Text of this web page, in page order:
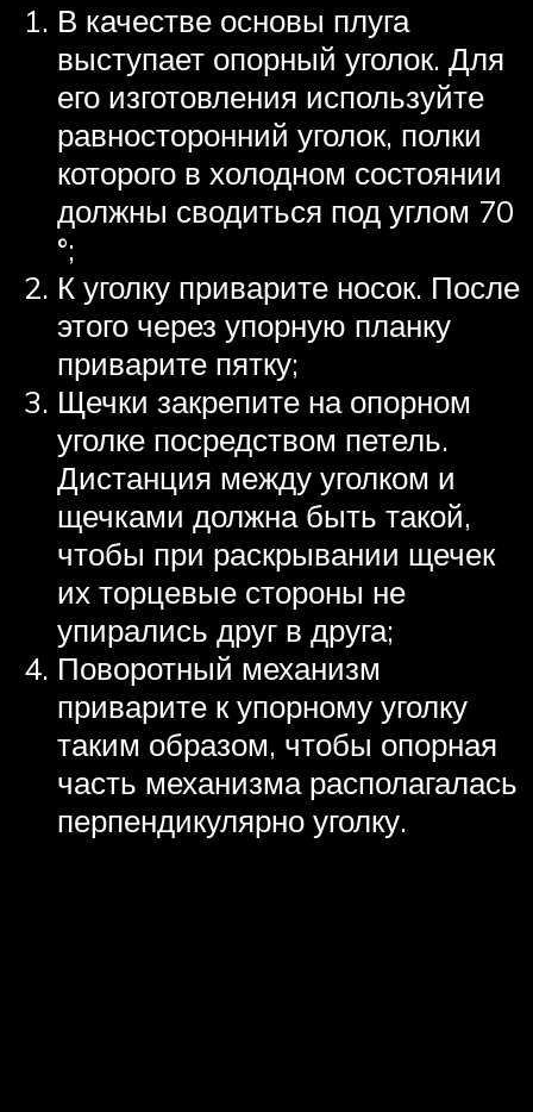
В качестве основы плуга
выступает опорный уголок. Для
его изготовления используйте
равносторонний уголок, полки
которого в холодном состоянии
должны сводиться под углом 70
°;
К уголку приварите носок. После
этого через упорную планку
приварите пятку;
Щечки закрепите на опорном
уголке посредством петель.
Дистанция между уголком и
щечками должна быть такой,
чтобы при раскрывании щечек
их торцевые стороны не
упирались друг в друга;
Поворотный механизм
приварите к упорному уголку
таким образом, чтобы опорная
часть механизма располагалась
перпендикулярно уголку.